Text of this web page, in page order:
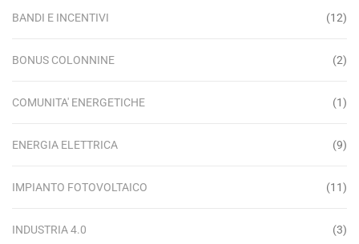
BANDI E INCENTIVI (12)
BONUS COLONNINE (2)
COMUNITA' ENERGETICHE (1)
ENERGIA ELETTRICA (9)
IMPIANTO FOTOVOLTAICO (11)
INDUSTRIA 4.0 (3)